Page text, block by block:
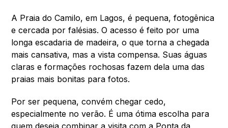
A Praia do Camilo, em Lagos, é pequena, fotogênica
e cercada por falésias. O acesso é feito por uma
longa escadaria de madeira, o que torna a chegada
mais cansativa, mas a vista compensa. Suas águas
claras e formações rochosas fazem dela uma das
praias mais bonitas para fotos.
Por ser pequena, convém chegar cedo,
especialmente no verão. É uma ótima escolha para
quem deseja combinar a visita com a Ponta da